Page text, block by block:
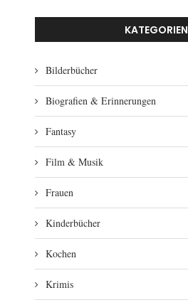
KATEGORIEN
Bilderbücher
Biografien & Erinnerungen
Fantasy
Film & Musik
Frauen
Kinderbücher
Kochen
Krimis